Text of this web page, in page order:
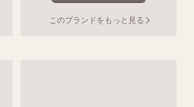
このブランドをもっと見る